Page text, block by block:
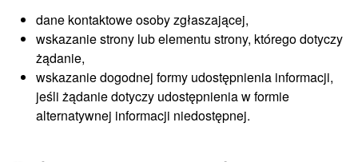
dane kontaktowe osoby zgłaszającej,
wskazanie strony lub elementu strony, którego dotyczy
żądanie,
wskazanie dogodnej formy udostępnienia informacji,
jeśli żądanie dotyczy udostępnienia w formie
alternatywnej informacji niedostępnej.